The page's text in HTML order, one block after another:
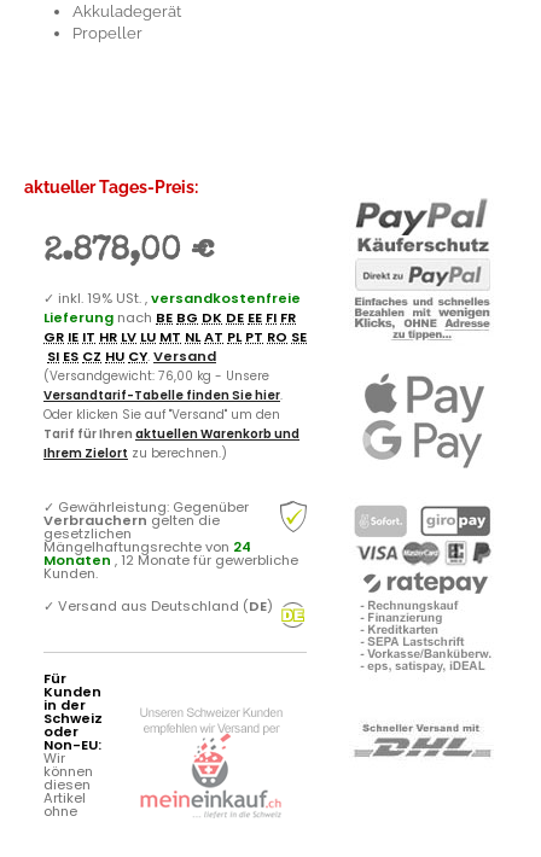
Akkuladegerät
Propeller
aktueller Tages-Preis:
2.878,00 €
✓ inkl. 19% USt. ,versandkostenfreie
Lieferung nach BE BG DK DE EE FI FR
GR IE IT HR LV LU MT NLAT PL PT RO SE
SI ES CZ HU CY.Versand
(Versandgewicht: 76,00 kg - Unsere
Versandtarif-Tabelle finden Sie hier.
Oder klicken Sie auf "Versand" um den
Tarif für Ihren aktuellen Warenkorb und
Ihrem Zielort zu berechnen.)
✓ Gewährleistung: Gegenüber
Verbrauchern gelten die
gesetzlichen
Mängelhaftungsrechte von 24
Monaten , 12 Monate für gewerbliche
Kunden.
✓ Versand aus Deutschland (DE)
Für
Kunden
in der
Schweiz
oder
Non-EU:
Wir
können
diesen
Artikel
ohne